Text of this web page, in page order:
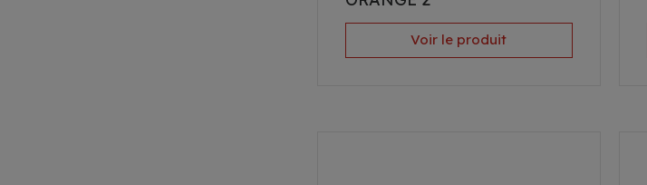
Voir le produit